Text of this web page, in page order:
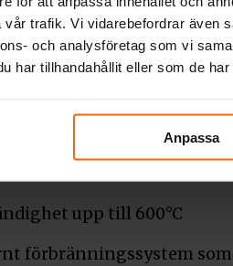
trafik. Vi vidarebefordrar även
och analysföretag som vi
har tillhandahållit eller som de
Anpassa
i
glas (gardinluft)
CNC-maskiner.
upp till 600°C
förbränningssystem